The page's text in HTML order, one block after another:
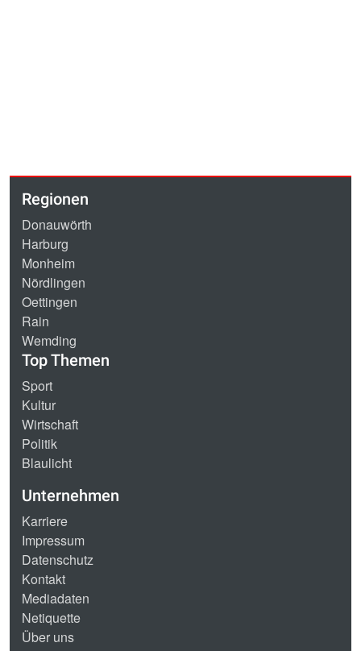
Regionen
Donauwörth
Harburg
Monheim
Nördlingen
Oettingen
Rain
Wemding
Top Themen
Sport
Kultur
Wirtschaft
Politik
Blaulicht
Unternehmen
Karriere
Impressum
Datenschutz
Kontakt
Mediadaten
Netiquette
Über uns